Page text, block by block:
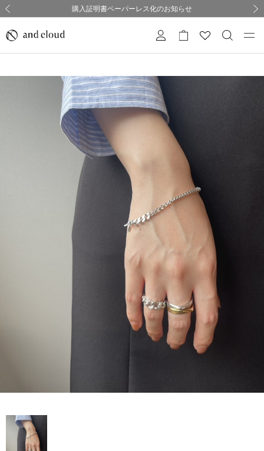
採用のご案内
熊本県熊本地方を震源とする地震の影響について
夏季休業についてのご案内
購入証明書ペーパーレス化のお知らせ
採用のご案内
熊本県熊本地方を震源とする地震の影響について